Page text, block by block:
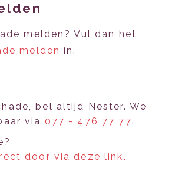
melden? Vul dan het
melden in.
bel altijd Nester. We
via 077 - 476 77 77.
door via deze link.